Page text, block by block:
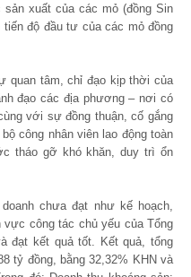
xuất của các mỏ (đồng Sin
độ đầu tư của các mỏ đồng
quan tâm, chỉ đạo kịp thời của
đạo các địa phương – nơi có
với sự đồng thuận, cố gắng
công nhân viên lao động toàn
tháo gỡ khó khăn, duy trì ổn
chưa đạt như kế hoạch,
công tác chủ yếu của Tổng
đạt kết quả tốt. Kết quả, tổng
tỷ đồng, bằng 32,32% KHN và